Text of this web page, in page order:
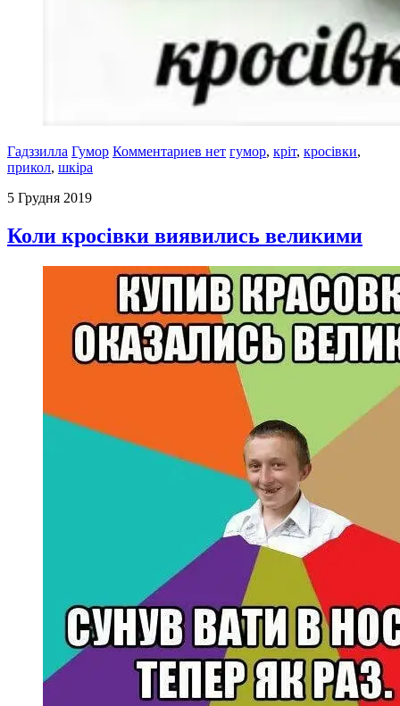
Гадззилла Гумор Комментариев нет гумор, кріт, кросівки,
прикол, шкіра
5 Грудня 2019
Коли кросівки виявились великими